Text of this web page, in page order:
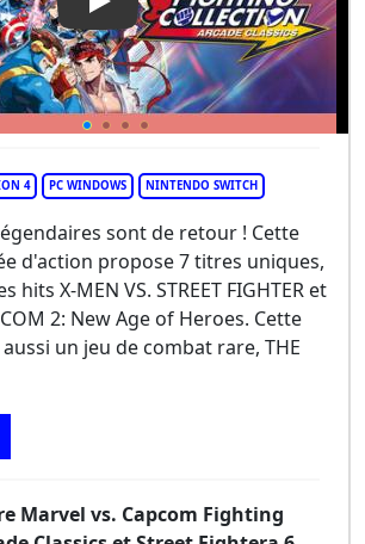
Play Video: Marvel vs.
4 PC WINDOWS NINTENDO SWITCH
sont de retour ! Cette
d'action propose 7 titres uniques,
X-MEN VS. STREET FIGHTER et
2: New Age of Heroes. Cette
un jeu de combat rare, THE
Marvel vs. Capcom Fighting